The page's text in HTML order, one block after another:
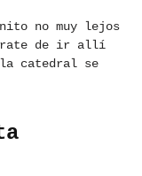
no muy lejos
de ir allí
catedral se